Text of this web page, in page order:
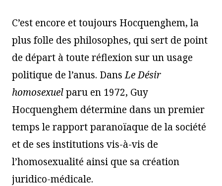
C’est encore et toujours Hocquenghem, la
plus folle des philosophes, qui sert de point
de départ à toute réflexion sur un usage
politique de l’anus. DansLe Désir
homosexuelparu en 1972, Guy
Hocquenghem détermine dans un premier
temps le rapport paranoïaque de la société
et de ses institutions vis-à-vis de
l’homosexualité ainsi que sa création
juridico-médicale.